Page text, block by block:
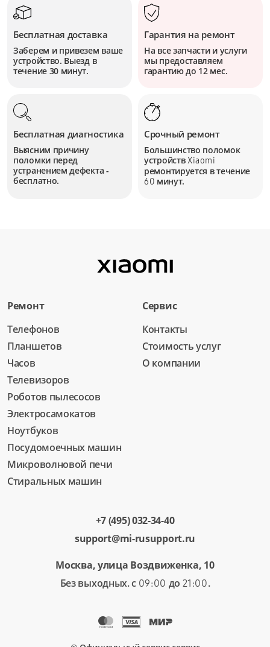
Бесплатная доставка
Заберем и привезем ваше
устройство. Выезд в
течение 30 минут.
Гарантия на ремонт
На все запчасти и услуги
мы предоставляем
гарантию до 12 мес.
Бесплатная диагностика
Выясним причину
поломки перед
устранением дефекта -
бесплатно.
Срочный ремонт
Большинство поломок
устройствXiaomi
ремонтируется в течение
60 минут.
Ремонт
Телефонов
Планшетов
Часов
Телевизоров
Роботов пылесосов
Электросамокатов
Ноутбуков
Посудомоечных машин
Микроволновой печи
Стиральных машин
Сервис
Контакты
Стоимость услуг
О компании
+7 (495) 032-34-40
support@mi-rusupport.ru
Москва, улица Воздвиженка, 10
Без выходных. с 09:00 до 21:00.